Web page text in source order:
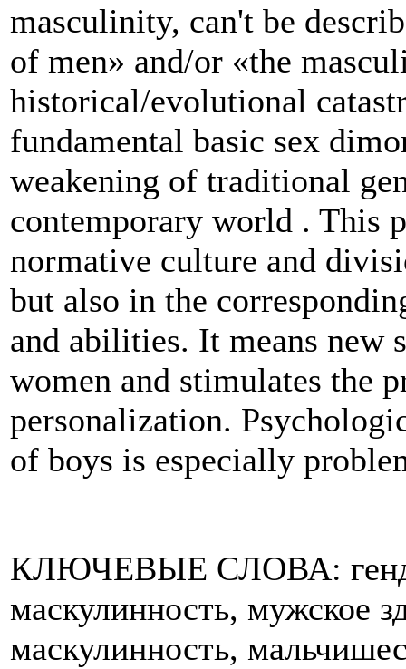
masculinity, can't be
of men» and/or «the
historical/evolutional
fundamental basic sex
weakening of traditional
contemporary world . This
normative culture and
but also in the
and abilities. It means new
women and stimulates the
personalization.
of boys is especially
КЛЮЧЕВЫЕ СЛОВА:
маскулинность, мужское
маскулинность,